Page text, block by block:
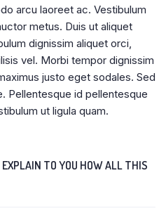
arcu laoreet ac. Vestibulum
metus. Duis ut aliquet
dignissim aliquet orci,
vel. Morbi tempor dignissim
justo eget sodales. Sed
Pellentesque id pellentesque
ut ligula quam.
TO YOU HOW ALL THIS